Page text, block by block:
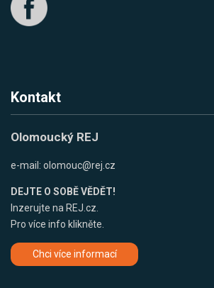
Kontakt
Olomoucký REJ
e-mail: olomouc@rej.cz
DEJTE O SOBĚ VĚDĚT!
Inzerujte na REJ.cz.
Pro více info klikněte.
Chci více informací